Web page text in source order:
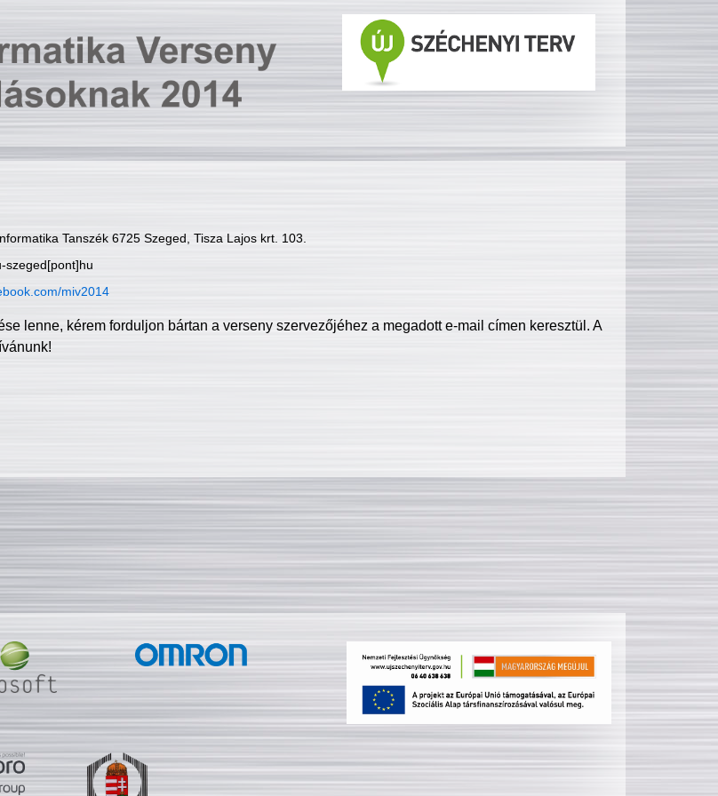
Tanszék 6725 Szeged, Tisza Lajos krt. 103.
szeged[pont]hu
miv2014
lenne, kérem forduljon bártan a verseny szervezőjéhez a megadott e-mail címen keresztül. A